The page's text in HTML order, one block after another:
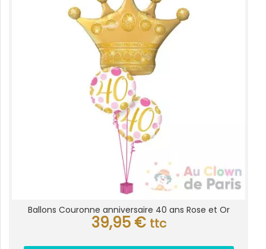
Ballons Couronne anniversaire 40 ans Rose et Or
39,95 € ttc